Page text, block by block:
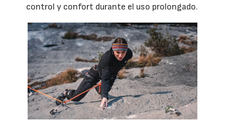
control y confort durante el uso prolongado.